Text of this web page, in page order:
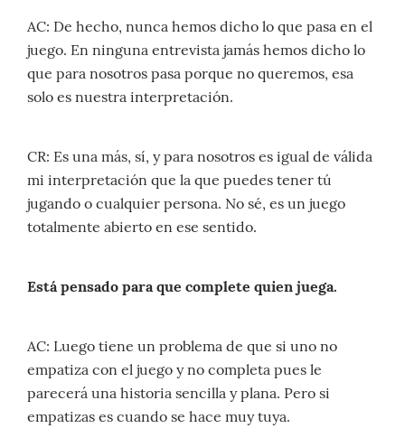
AC: De hecho, nunca hemos dicho lo que pasa en el
juego. En ninguna entrevista jamás hemos dicho lo
que para nosotros pasa porque no queremos, esa
solo es nuestra interpretación.
CR: Es una más, sí, y para nosotros es igual de válida
mi interpretación que la que puedes tener tú
jugando o cualquier persona. No sé, es un juego
totalmente abierto en ese sentido.
Está pensado para que complete quien juega.
AC: Luego tiene un problema de que si uno no
empatiza con el juego y no completa pues le
parecerá una historia sencilla y plana. Pero si
empatizas es cuando se hace muy tuya.